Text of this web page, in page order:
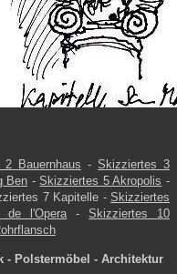
Bauernhaus - Skizziertes 3
Ben -Skizziertes 5 Akropolis -
7 Kapitelle -Skizziertes
de l'Opera-Skizziertes 10
- Polstermöbel - Architektur